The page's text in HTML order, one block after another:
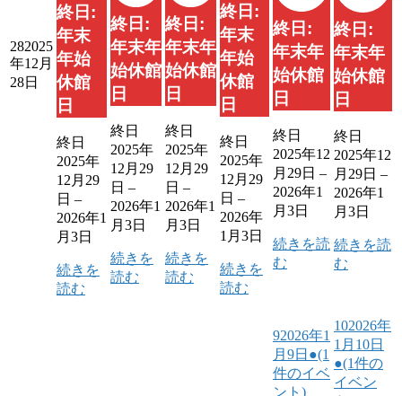
282025
年12月
28日
終日:
年末
年始
休館
日
終日
2025年
12月29
日 –
2026年1
月3日
続きを
読む
終日:
年末年
始休館
日
終日
2025年
12月29
日 –
2026年1
月3日
続きを
読む
終日:
年末年
始休館
日
終日
2025年
12月29
日 –
2026年1
月3日
続きを
読む
終日:
年末
年始
休館
日
終日
2025年
12月29
日 –
2026年
1月3日
続きを
読む
終日:
年末年
始休館
日
終日
2025年12
月29日 –
2026年1
月3日
続きを読
む
終日:
年末年
始休館
日
終日
2025年12
月29日 –
2026年1
月3日
続きを読
む
92026年1
月9日 ●(1
件のイベ
ント)
102026年
1月10日
●(1件の
イベン